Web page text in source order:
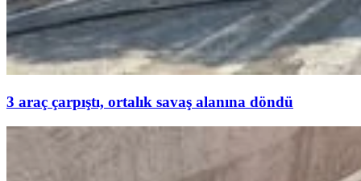
3 araç çarpıştı, ortalık savaş alanına döndü